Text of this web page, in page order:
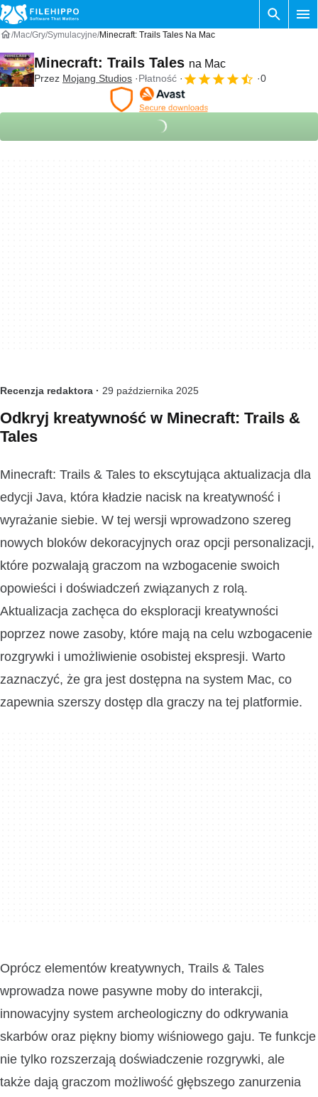
Mac Gry Symulacyjne Minecraft: Trails Tales Na Mac
Minecraft: Trails Tales na Mac
Przez Mojang Studios Płatność 0
Recenzja redaktora · 29 października 2025
Odkryj kreatywność w Minecraft: Trails &
Tales
Minecraft: Trails & Tales to ekscytująca aktualizacja dla
edycji Java, która kładzie nacisk na kreatywność i
wyrażanie siebie. W tej wersji wprowadzono szereg
nowych bloków dekoracyjnych oraz opcji personalizacji,
które pozwalają graczom na wzbogacenie swoich
opowieści i doświadczeń związanych z rolą.
Aktualizacja zachęca do eksploracji kreatywności
poprzez nowe zasoby, które mają na celu wzbogacenie
rozgrywki i umożliwienie osobistej ekspresji. Warto
zaznaczyć, że gra jest dostępna na system Mac, co
zapewnia szerszy dostęp dla graczy na tej platformie.
Oprócz elementów kreatywnych, Trails & Tales
wprowadza nowe pasywne moby do interakcji,
innowacyjny system archeologiczny do odkrywania
skarbów oraz piękny biomy wiśniowego gaju. Te funkcje
nie tylko rozszerzają doświadczenie rozgrywki, ale
także dają graczom możliwość głębszego zanurzenia